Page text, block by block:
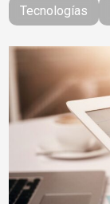
Tecnologías